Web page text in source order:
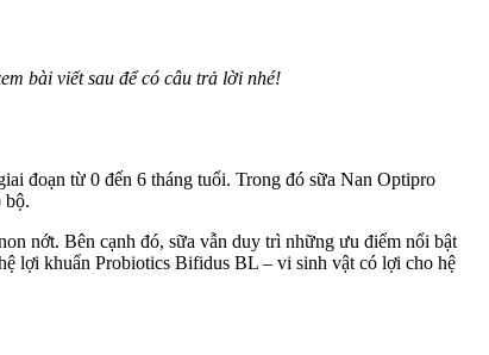
bài viết sau để có câu trả lời nhé!
đoạn từ 0 đến 6 tháng tuổi. Trong đó sữa Nan Optipro
bộ.
nớt. Bên cạnh đó, sữa vẫn duy trì những ưu điểm nổi bật
lợi khuẩn Probiotics Bifidus BL – vi sinh vật có lợi cho hệ